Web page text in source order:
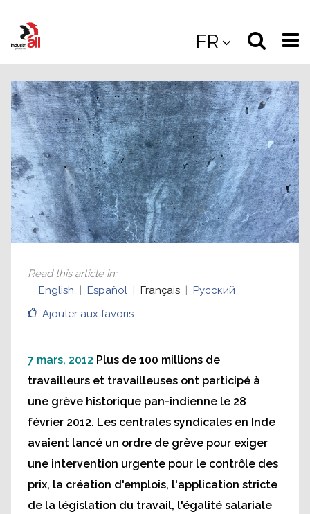
main
FR
Select
the
site
Ajouter aux favoris
Read this article in:
English
Español Français Русский
7 mars, 2012 Plus de 100 millions de
travailleurs et travailleuses ont participé à
une grève historique pan-indienne le 28
février 2012. Les centrales syndicales en Inde
avaient lancé un ordre de grève pour exiger
une intervention urgente pour le contrôle des
prix, la création d'emplois, l'application stricte
de la législation du travail, l'égalité salariale